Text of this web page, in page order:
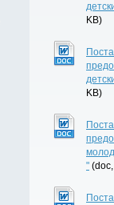
KB)
KB)
"